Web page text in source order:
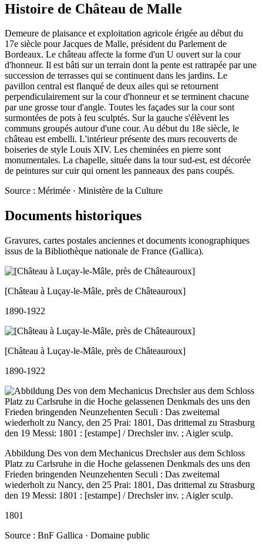
Histoire de Château de Malle
Demeure de plaisance et exploitation agricole érigée au début du
17e siècle pour Jacques de Malle, président du Parlement de
Bordeaux. Le château affecte la forme d'un U ouvert sur la cour
d'honneur. Il est bâti sur un terrain dont la pente est rattrapée par une
succession de terrasses qui se continuent dans les jardins. Le
pavillon central est flanqué de deux ailes qui se retournent
perpendiculairement sur la cour d'honneur et se terminent chacune
par une grosse tour d'angle. Toutes les façades sur la cour sont
surmontées de pots à feu sculptés. Sur la gauche s'élèvent les
communs groupés autour d'une cour. Au début du 18e siècle, le
château est embelli. L'intérieur présente des murs recouverts de
boiseries de style Louis XIV. Les cheminées en pierre sont
monumentales. La chapelle, située dans la tour sud-est, est décorée
de peintures sur cuir qui ornent les panneaux des pans coupés.
Source : Mérimée · Ministère de la Culture
Documents historiques
Gravures, cartes postales anciennes et documents iconographiques
issus de la Bibliothèque nationale de France (Gallica).
[Château à Luçay-le-Mâle, près de Châteauroux]
1890-1922
[Château à Luçay-le-Mâle, près de Châteauroux]
1890-1922
Abbildung Des von dem Mechanicus Drechsler aus dem Schloss
Platz zu Carlsruhe in die Hoche gelassenen Denkmals des uns den
Frieden bringenden Neunzehenten Seculi : Das zweitemal
wiederholt zu Nancy, den 25 Prai: 1801, Das drittemal zu Strasburg
den 19 Messi: 1801 : [estampe] / Drechsler inv. ; Aigler sculp.
1801
Source : BnF Gallica · Domaine public